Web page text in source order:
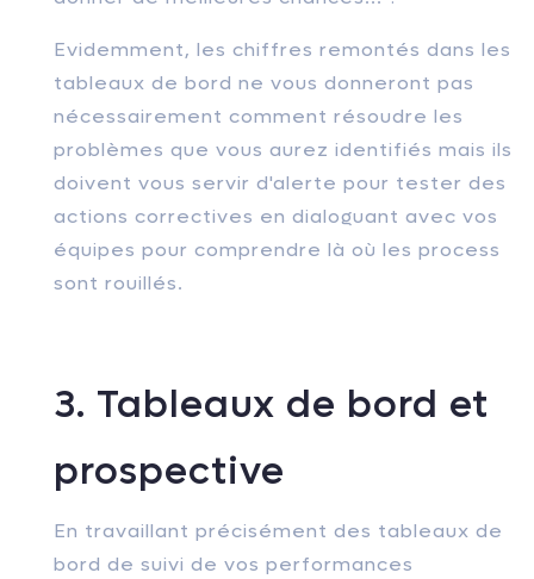
Evidemment, les chiffres remontés dans les
tableaux de bord ne vous donneront pas
nécessairement comment résoudre les
problèmes que vous aurez identifiés mais ils
doivent vous servir d'alerte pour tester des
actions correctives en dialoguant avec vos
équipes pour comprendre là où les process
sont rouillés.
3. Tableaux de bord et
prospective
En travaillant précisément des tableaux de
bord de suivi de vos performances